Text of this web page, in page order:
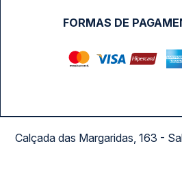
FORMAS DE
Calçada das Margaridas, 163 -